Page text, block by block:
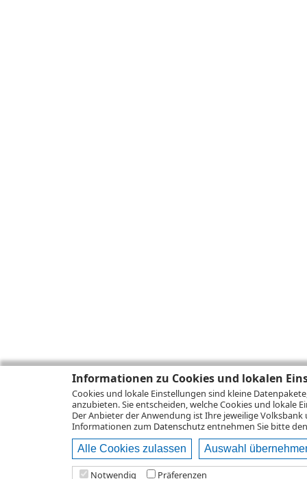
Informationen zu Cookies und lokalen
Cookies und lokale Einstellungen sind kleine
anzubieten. Sie entscheiden, welche Cookies und lokale
Der Anbieter der Anwendung ist Ihre jeweilige Volksbank
Informationen zum Datenschutzentnehmen Sie bitte
Alle Cookies zulassen Auswahl
Notwendig Präferenzen